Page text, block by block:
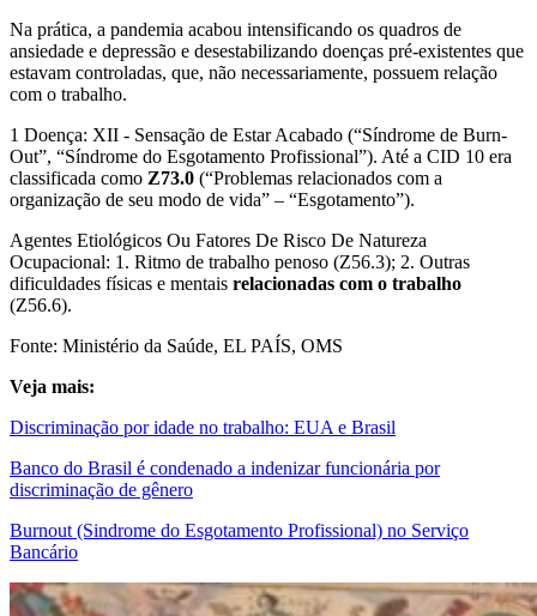
Na prática, a pandemia acabou intensificando os quadros de
ansiedade e depressão e desestabilizando doenças pré-existentes que
estavam controladas, que, não necessariamente, possuem relação
com o trabalho.
1 Doença: XII - Sensação de Estar Acabado (“Síndrome de Burn-
Out”, “Síndrome do Esgotamento Profissional”). Até a CID 10 era
classificada como Z73.0 (“Problemas relacionados com a
organização de seu modo de vida” – “Esgotamento”).
Agentes Etiológicos Ou Fatores De Risco De Natureza
Ocupacional: 1. Ritmo de trabalho penoso (Z56.3); 2. Outras
dificuldades físicas e mentais relacionadas com o trabalho
(Z56.6).
Fonte: Ministério da Saúde, EL PAÍS, OMS
Veja mais:
Discriminação por idade no trabalho: EUA e Brasil
Banco do Brasil é condenado a indenizar funcionária por
discriminação de gênero
Burnout (Sindrome do Esgotamento Profissional) no Serviço
Bancário